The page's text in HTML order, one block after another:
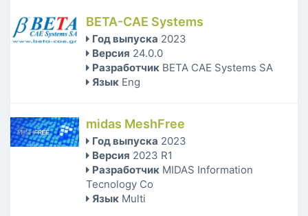
BETA-CAE Systems
Год выпуска 2023
Версия 24.0.0
Разработчик BETA CAE Systems SA
Язык Eng
midas MeshFree
Год выпуска 2023
Версия 2023 R1
Разработчик MIDAS Information
Tecnology Co
Язык Multi